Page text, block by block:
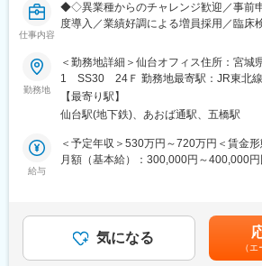
仙台オフィスは、営業職4名、技術職5名
は東北、北海道全域になりますので、遠
■魅力点：
・医療系パッケージの開発に特化してお
習得することが可能です。
わせ・導入以外は基本的に社内での業務
・エンドユーザーの声や、システムによ
・新卒・中途、年齢、入社年度に関わら
ける土壌があります。実際に20歳代で課
仕事内容
◆◇異業種からのチャレンジ歓迎／事前
度導入／業績好調による増員採用／臨床
◇採用背景については、現在案件の受注
方の体制強化のため募集しております♪
■業務概要：
自社パッケージソフトである臨床検査情
より安心してご利用いただくためのサー
ただきます。ユーザの声を直接システム
当社のシステムをご利用いただいている
センターの電話対応やリモートで解決で
た際に、医療施設を訪問し運用再開まで
勤務地
＜勤務地詳細＞仙台オフィス住所：宮城
1 SS30 24Ｆ 勤務地最寄駅：JR東北線
策：屋内全面禁煙変更の範囲：会社の定
ーク含む）
【最寄り駅】
仙台駅(地下鉄)、あおば通駅、五橋駅
給与
＜予定年収＞530万円～720万円＜賃金
月額（基本給）：300,000円～400,000円
グレード（職務等級）に応じた給与体系
合、別途相談します。※年収・月給は面
給：年1回（4月）■賞与：年2回（会社
気になる
（